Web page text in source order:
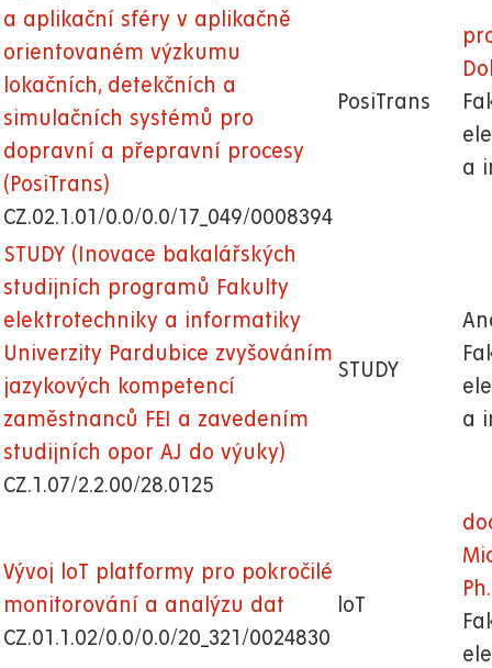
a aplikační sféry v aplikačně
orientovaném výzkumu
lokačních, detekčních a
simulačních systémů pro
dopravní a přepravní procesy
(PosiTrans)
CZ.02.1.01/0.0/0.0/17_049/0008394
PosiTrans
a
STUDY (Inovace bakalářských
studijních programů Fakulty
elektrotechniky a informatiky
Univerzity Pardubice zvyšováním
jazykových kompetencí
zaměstnanců FEI a zavedením
studijních opor AJ do výuky)
CZ.1.07/2.2.00/28.0125
STUDY
a
Vývoj loT platformy pro pokročilé
monitorování a analýzu dat
CZ.01.1.02/0.0/0.0/20_321/0024830
loT